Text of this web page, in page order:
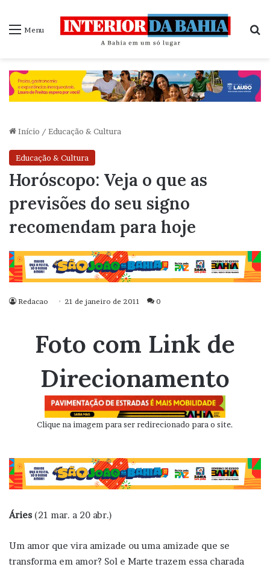
Menu
Início / Educação & Cultura
Educação & Cultura
Horóscopo: Veja o que as
previsões do seu signo
recomendam para hoje
Redacao 21 de janeiro de 2011 0
Foto com Link de
Direcionamento
Clique na imagem para ser redirecionado para o site.
Áries (21 mar. a 20 abr.)
Um amor que vira amizade ou uma amizade que se
transforma em amor? Sol e Marte trazem essa charada